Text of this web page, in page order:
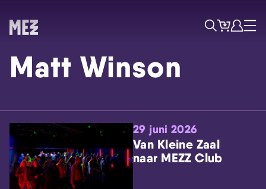
Skip navigatie
ZoekTicketsAccount
Menu
Matt Winson
29 juni 2026
Van Kleine Zaal
naar MEZZ Club